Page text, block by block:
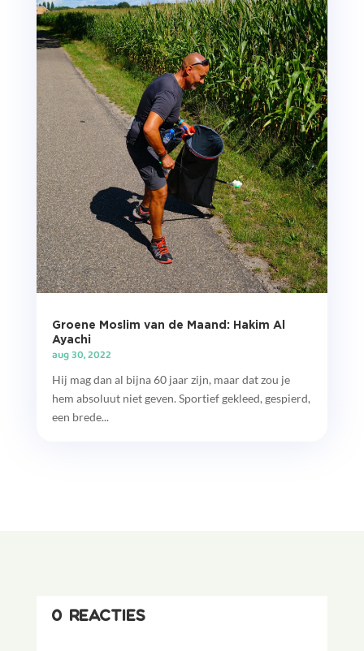
Groene Moslim van de Maand: Hakim Al
Ayachi
aug 30, 2022
Hij mag dan al bijna 60 jaar zijn, maar dat zou je
hem absoluut niet geven. Sportief gekleed, gespierd,
een brede...
0 reacties